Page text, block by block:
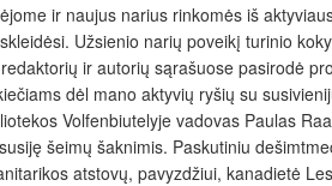
ir naujus narius rinkomės iš
Užsienio narių poveikį turinio
ir autorių sąrašuose pasirodė
dėl mano aktyvių ryšių su
Volfenbiutelyje vadovas Paulas
šeimų šaknimis. Paskutiniu
tarikos atstovų, pavyzdžiui, kanadietė